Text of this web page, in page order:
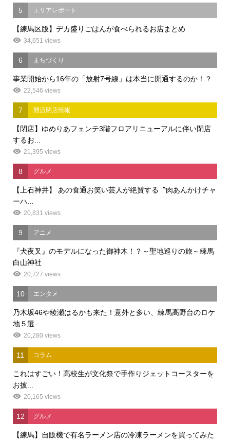
5 エリアレポート
【練馬区版】デカ盛りごはんが食べられるお店まとめ
34,651 views
6 まちづくり
事業開始から16年の「放射7号線」は本当に開通するのか！？
22,546 views
7 開店閉店情報
【閉店】ゆめりあフェンテ3階フロアリニューアルに伴い閉店
するお...
21,395 views
8 グルメ
【上石神井】 あの食通お笑い芸人が絶賛する〝肉あんかけチャ
ーハ...
20,831 views
9 アニメ
『犬夜叉』のモデルになった御神木！？～聖地巡りの旅～練馬
白山神社
20,727 views
10 エンタメ
乃木坂46や綾瀬はるかも来た！意外と多い、練馬高野台のロケ
地５選
20,280 views
11 コラム
これはすごい！高校生が文化祭で手作りジェットコースターを
お披...
20,165 views
12 グルメ
【練馬】自販機で有名ラーメン店の冷凍ラーメンを買ってみた